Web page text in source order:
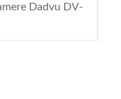
Dadvu DV-